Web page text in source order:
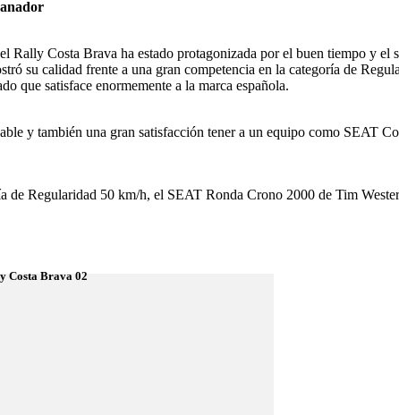
Rally Costa Brava ha estado protagonizada por el buen tiempo y
su calidad frente a una gran competencia en la categoría de
que satisface enormemente a la marca española.
y también una gran satisfacción tener a un equipo como SEAT
de Regularidad 50 km/h, el SEAT Ronda Crono 2000 de Tim